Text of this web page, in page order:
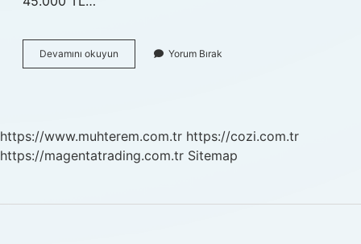
Devamını okuyun
Kime
Yorum Bırak
https://www.muhterem.com.tr https://cozi.com.tr
https://magentatrading.com.tr Sitemap